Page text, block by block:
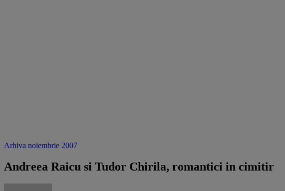
Arhiva noiembrie 2007
Andreea Raicu si Tudor Chirila, romantici in cimitir